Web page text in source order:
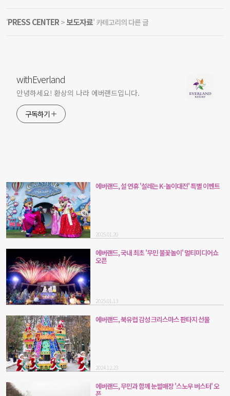
'PRESS CENTER >보도자료' 카테고리의 다른 글
withEverland
안녕하세요! 환상의 나라 에버랜드입니다.
구독하기
에버랜드, 설 연휴 '설레는 K-놀이대전' 특별 이벤트
2025.01.20
에버랜드, 국내 최초 '무민 불꽃놀이' 멀티미디어쇼
오픈
2025.01.13
에버랜드, 북유럽 감성 크리스마스 판타지 선물
2024.12.23
에버랜드, 무민과 함께 눈썰매장 '스노우 버스터' 오
픈